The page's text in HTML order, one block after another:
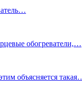
обогреватели,…
объясняется